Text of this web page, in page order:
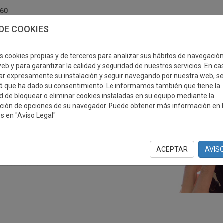
COOKIES
cookies propias y de terceros para analizar sus hábitos de
y para garantizar la calidad y seguridad de nuestros servicios. En
expresamente su instalación y seguir navegando por nuestra web, se
que ha dado su consentimiento. Le informamos también que tiene la
de bloquear o eliminar cookies instaladas en su equipo mediante la
de opciones de su navegador. Puede obtener más información en
en "Aviso Legal"
ACEPTAR
MEDALLAS PLACAS